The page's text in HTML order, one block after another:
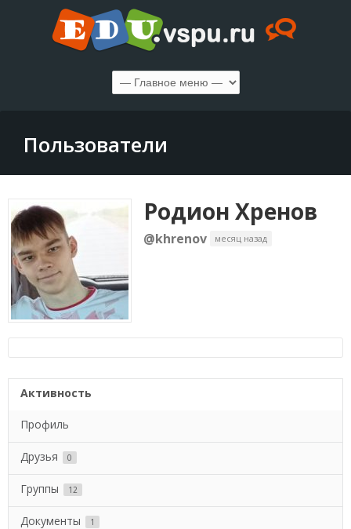
Пользователи
Родион Хренов
@khrenov месяц назад
Активность
Профиль
Друзья 0
Группы 12
Документы 1